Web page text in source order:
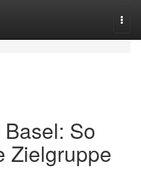
So
Zielgruppe